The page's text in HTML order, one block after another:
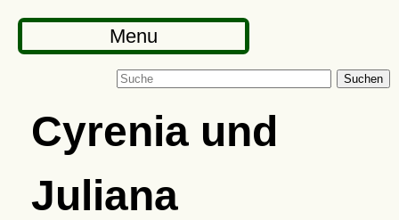
Menu
Suchen
Cyrenia und
Juliana